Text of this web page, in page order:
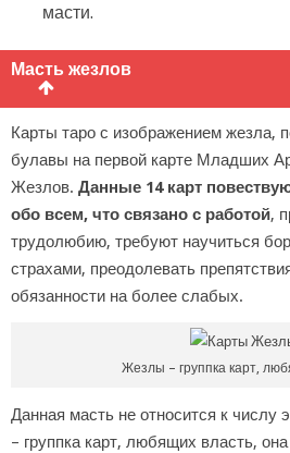
масти.
Масть жезлов
Карты таро с изображением жезла,
булавы на первой карте Младших
Жезлов. Данные 14 карт
обо всем, что связано с работой,
трудолюбию, требуют научиться
страхами, преодолевать
обязанности на более слабых.
Жезлы – группка карт,
Данная масть не относится к
– группка карт, любящих власть,